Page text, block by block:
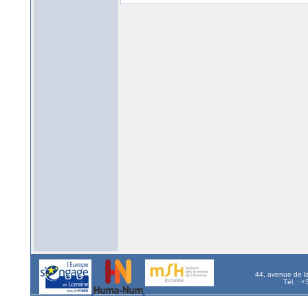
44, avenue de
Tél. :